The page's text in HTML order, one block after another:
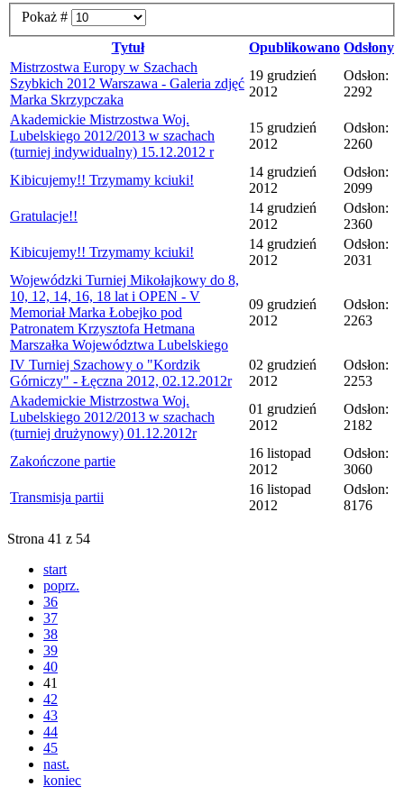
Pokaż #
Tytuł
Opublikowano Odsłony
Mistrzostwa Europy w Szachach
Szybkich 2012 Warszawa - Galeria zdjęć
Marka Skrzypczaka
19 grudzień
2012
Odsłon:
2292
Akademickie Mistrzostwa Woj.
Lubelskiego 2012/2013 w szachach
(turniej indywidualny) 15.12.2012 r
15 grudzień
2012
Odsłon:
2260
Kibicujemy!! Trzymamy kciuki!
14 grudzień
2012
Odsłon:
2099
Gratulacje!!
14 grudzień
2012
Odsłon:
2360
Kibicujemy!! Trzymamy kciuki!
14 grudzień
2012
Odsłon:
2031
Wojewódzki Turniej Mikołajkowy do 8,
10, 12, 14, 16, 18 lat i OPEN - V
Memoriał Marka Łobejko pod
Patronatem Krzysztofa Hetmana
Marszałka Województwa Lubelskiego
09 grudzień
2012
Odsłon:
2263
IV Turniej Szachowy o "Kordzik
Górniczy" - Łęczna 2012, 02.12.2012r
02 grudzień
2012
Odsłon:
2253
Akademickie Mistrzostwa Woj.
Lubelskiego 2012/2013 w szachach
(turniej drużynowy) 01.12.2012r
01 grudzień
2012
Odsłon:
2182
Zakończone partie
16 listopad
2012
Odsłon:
3060
Transmisja partii
16 listopad
2012
Odsłon:
8176
Strona 41 z 54
start
poprz.
36
37
38
39
40
41
42
43
44
45
nast.
koniec